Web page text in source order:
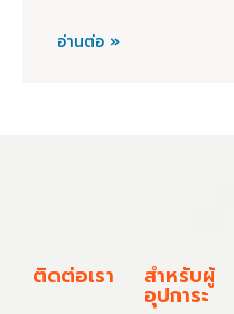
อ่านต่อ »
ติดต่อเรา สำหรับผู้
อุปการะ